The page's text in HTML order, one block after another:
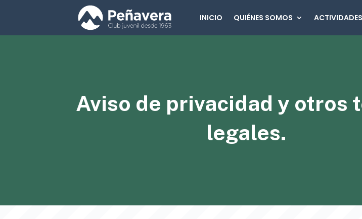
INICIO QUIÉNES SOMOS ACTIVIDADES
Aviso de privacidad y otros
legales.